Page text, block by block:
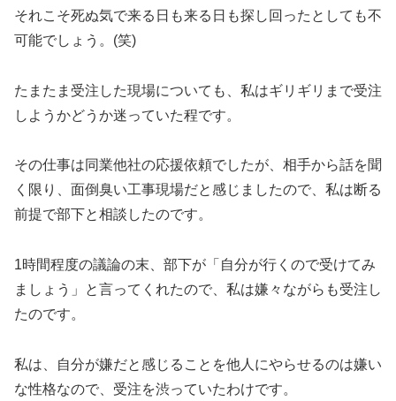
それこそ死ぬ気で来る日も来る日も探し回ったとしても不
可能でしょう。(笑)
たまたま受注した現場についても、私はギリギリまで受注
しようかどうか迷っていた程です。
その仕事は同業他社の応援依頼でしたが、相手から話を聞
く限り、面倒臭い工事現場だと感じましたので、私は断る
前提で部下と相談したのです。
1時間程度の議論の末、部下が「自分が行くので受けてみ
ましょう」と言ってくれたので、私は嫌々ながらも受注し
たのです。
私は、自分が嫌だと感じることを他人にやらせるのは嫌い
な性格なので、受注を渋っていたわけです。